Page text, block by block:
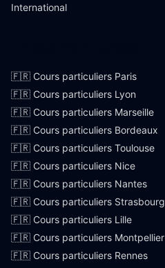
International
🇫🇷 Cours particuliers Paris
🇫🇷 Cours particuliers Lyon
🇫🇷 Cours particuliers Marseille
🇫🇷 Cours particuliers Bordeaux
🇫🇷 Cours particuliers Toulouse
🇫🇷 Cours particuliers Nice
🇫🇷 Cours particuliers Nantes
🇫🇷 Cours particuliers Strasbourg
🇫🇷 Cours particuliers Lille
🇫🇷 Cours particuliers Montpellier
🇫🇷 Cours particuliers Rennes